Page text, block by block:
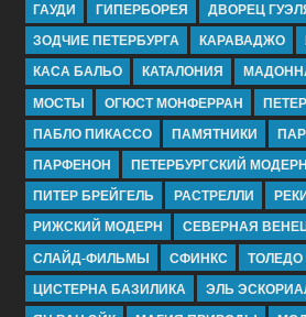
ГАУДИ
ГИПЕРБОРЕЯ ДВОРЕЦ
ЗОДЧИЕ ПЕТЕРБУРГА
КАРАВАДЖО
КАСА БАЛЬО
КАТАЛОНИЯ
МОСТЫ
ОГЮСТ МОНФЕРРАН
ПАБЛО ПИКАССО
ПАМЯТНИКИ
ПАРФЕНОН
ПЕТЕРБУРГСКИЙ МОДЕРН
ПИТЕР БРЕЙГЕЛЬ
РАСТРЕЛЛИ
РИЖСКИЙ МОДЕРН
СЕВЕРНАЯ
СЛАЙД-ФИЛЬМЫ
СФИНКС
ТОЛЕДО
ЦИСТЕРНА БАЗИЛИКА
ЭЛЬ